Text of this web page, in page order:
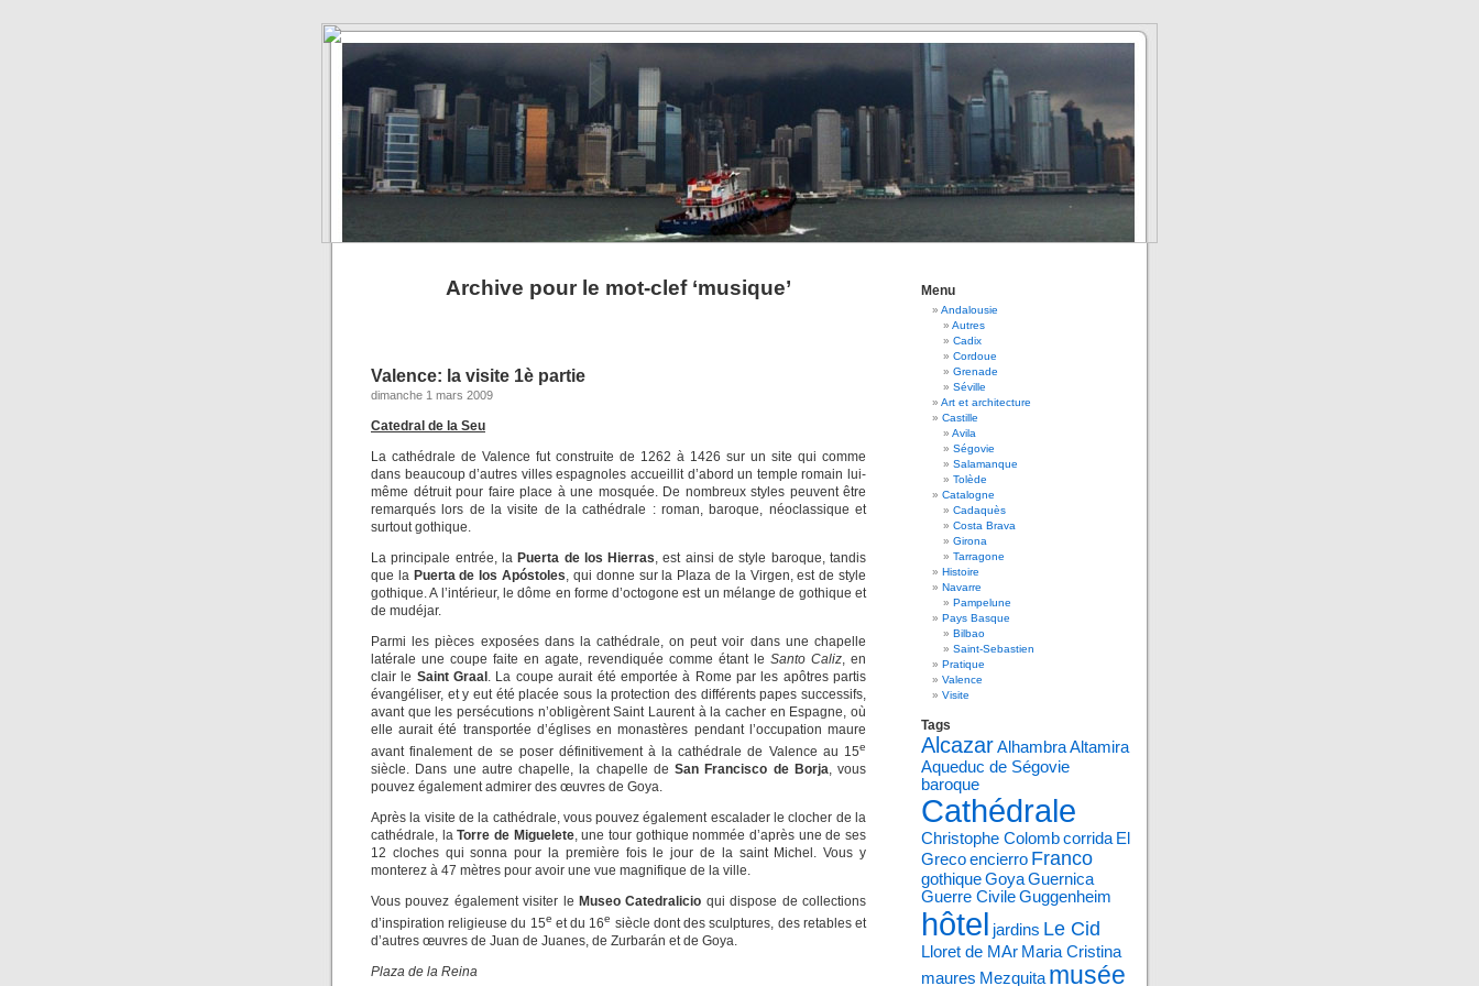
Archive pour le mot-clef ‘musique’
Valence: la visite 1è partie
dimanche 1 mars 2009
Catedral de la Seu
La cathédrale de Valence fut construite de 1262 à 1426 sur un site qui comme
dans beaucoup d’autres villes espagnoles accueillit d’abord un temple romain lui-
même détruit pour faire place à une mosquée. De nombreux styles peuvent être
remarqués lors de la visite de la cathédrale : roman, baroque, néoclassique et
surtout gothique.
La principale entrée, la Puerta de los Hierras, est ainsi de style baroque, tandis
que la Puerta de los Apóstoles, qui donne sur la Plaza de la Virgen, est de style
gothique. A l’intérieur, le dôme en forme d’octogone est un mélange de gothique et
de mudéjar.
Parmi les pièces exposées dans la cathédrale, on peut voir dans une chapelle
latérale une coupe faite en agate, revendiquée comme étant le Santo Caliz, en
clair le Saint Graal . La coupe aurait été emportée à Rome par les apôtres partis
évangéliser, et y eut été placée sous la protection des différents papes successifs,
avant que les persécutions n’obligèrent Saint Laurent à la cacher en Espagne, où
elle aurait été transportée d’églises en monastères pendant l’occupation maure
avant finalement de se poser définitivement à la cathédrale de Valence au 15e
siècle. Dans une autre chapelle, la chapelle de San Francisco de Borja, vous
pouvez également admirer des œuvres de Goya.
Après la visite de la cathédrale, vous pouvez également escalader le clocher de la
cathédrale, laTorre de Miguelete, une tour gothique nommée d’après une de ses
12 cloches qui sonna pour la première fois le jour de la saint Michel. Vous y
monterez à 47 mètres pour avoir une vue magnifique de la ville.
Vous pouvez également visiter le Museo Catedralicio qui dispose de collections
d’inspiration religieuse du 15e et du 16e siècle dont des sculptures, des retables et
d’autres œuvres de Juan de Juanes, de Zurbarán et de Goya.
Plaza de la Reina
Menu
Andalousie
Autres
Cadix
Cordoue
Grenade
Séville
Art et architecture
Castille
Avila
Ségovie
Salamanque
Tolède
Catalogne
Cadaquès
Costa Brava
Girona
Tarragone
Histoire
Navarre
Pampelune
Pays Basque
Bilbao
Saint-Sebastien
Pratique
Valence
Visite
Tags
AlcazarAlhambraAltamira
Aqueduc de Ségovie
baroque
Cathédrale
Christophe Colombcorrida El
Grecoencierro Franco
gothiqueGoyaGuernica
Guerre CivileGuggenheim
hôtel jardins Le Cid
Lloret de MAr Maria Cristina
maures Mezquita musée